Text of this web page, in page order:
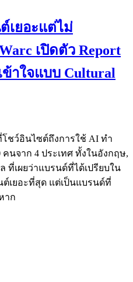
เยอะแต่ไม่
เปิดตัว Report
าใจแบบ Cultural
โชว์อินไซต์ถึงการใช้ AI ทำ
นจาก 4 ประเทศ ทั้งในอังกฤษ,
ที่เผยว่าแบรนด์ที่ได้เปรียบใน
เยอะที่สุด แต่เป็นแบรนด์ที่
าก